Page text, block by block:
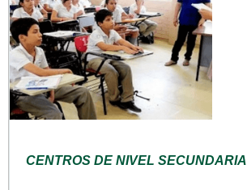
CENTROS DE NIVEL SECUNDARIA